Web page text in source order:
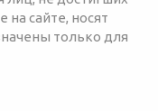
6 341 руб.
сайте, носят
только для